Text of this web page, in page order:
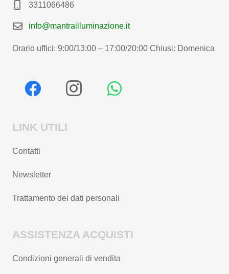
3311066486
info@mantrailluminazione.it
Orario uffici: 9:00/13:00 – 17:00/20:00 Chiusi: Domenica
LINK UTILI
Contatti
Newsletter
Trattamento dei dati personali
ASSISTENZA ACQUISTI
Condizioni generali di vendita